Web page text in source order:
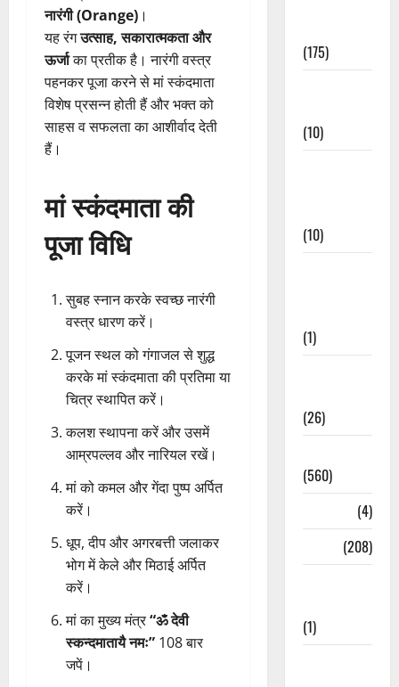
नारंगी (Orange) ।
यह रंगउत्साह, सकारात्मकता और
ऊर्जाका प्रतीक है। नारंगी वस्त्र
पहनकर पूजा करने से मां स्कंदमाता
विशेष प्रसन्न होती हैं और भक्त को
साहस व सफलता का आशीर्वाद देती
हैं।
मां स्कंदमाता की
पूजा विधि
सुबह स्नान करके स्वच्छ नारंगी
वस्त्र धारण करें।
पूजन स्थल को गंगाजल से शुद्ध
करके मां स्कंदमाता की प्रतिमा या
चित्र स्थापित करें।
कलश स्थापना करें और उसमें
आम्रपल्लव और नारियल रखें।
मां को कमल और गेंदा पुष्प अर्पित
करें।
धूप, दीप और अगरबत्ती जलाकर
भोग में केले और मिठाई अर्पित
करें।
मां का मुख्य मंत्र“ॐ देवी
स्कन्दमातायै नमः” 108 बार
जपें।
(175)
(10)
(10)
(1)
(26)
(560)
(4)
(208)
(1)